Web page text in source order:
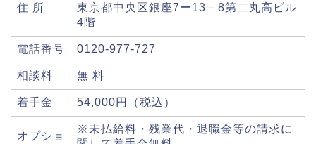
住 所
東京都中央区銀座7ー13－8第二丸高ビル
4階
電話番号 0120-977-727
相談料 無 料
着手金 54,000円（税込）
オプショ
※未払給料・残業代・退職金等の請求に